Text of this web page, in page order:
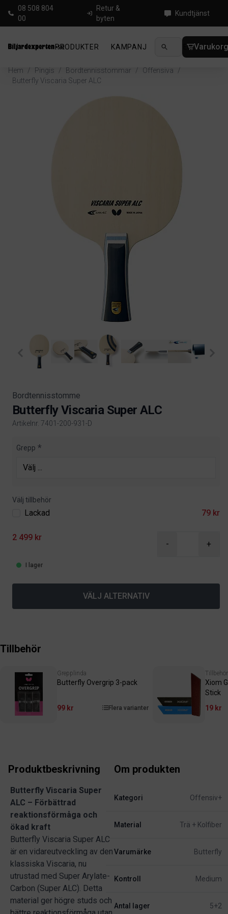
08 508 804
00
Retur &
byten
Kundtjänst
PRODUKTER KAMPANJ NYHETER
Hem / Pingis / Bordtennisstommar / Offensiva
/
Butterfly Viscaria Super ALC
Bordtennisstomme
Butterfly Viscaria Super ALC
Artikelnr. 7401-200-931-D
Product information
Grepp
Välj tillbehör
Lackad 79 kr
2 499 kr
- +
I lager
VÄLJ ALTERNATIV
Tillbehör
Grepplinda
Butterfly Overgrip 3-pack
99 kr Flera varianter
Tillbehör
Xiom
Stick
19 kr
Produktbeskrivning
Butterfly Viscaria Super
ALC – Förbättrad
reaktionsförmåga och
ökad kraft
Butterfly Viscaria Super ALC
är en vidareutveckling av den
klassiska Viscaria, nu
utrustad med Super Arylate-
Carbon (Super ALC). Detta
material ger högre studs och
Om produkten
Kategori Offensiv+
Material Trä + Kolfiber
Varumärke Butterfly
Kontroll Medium
Antal lager 5+2